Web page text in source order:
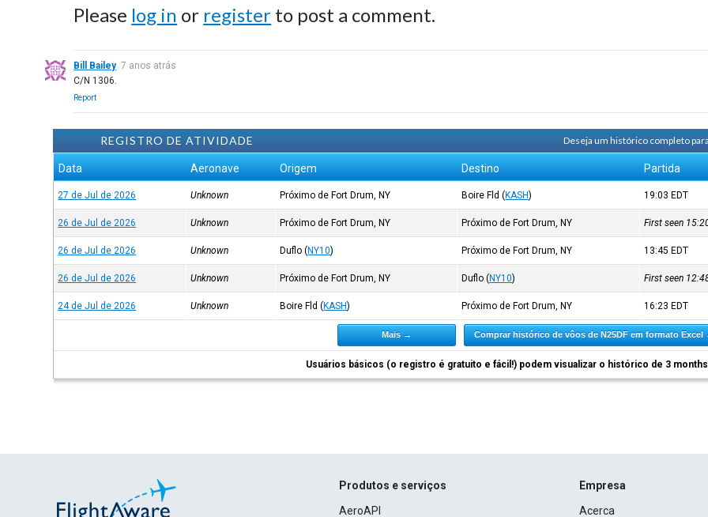
Please log in or register to post a comment.
Bill Bailey 7 anos atrás
C/N 1306.
Report
REGISTRO DE ATIVIDADE Deseja um histórico completo
Data Aeronave Origem Destino Partida
27 de Jul de 2026 Unknown Próximo de Fort Drum, NY Boire Fld (KASH) 19:03 EDT
26 de Jul de 2026 Unknown Próximo de Fort Drum, NY Próximo de Fort Drum, NY First seen
26 de Jul de 2026 Unknown Duflo (NY10) Próximo de Fort Drum, NY 13:45 EDT
26 de Jul de 2026 Unknown Próximo de Fort Drum, NY Duflo (NY10) First seen
24 de Jul de 2026 Unknown Boire Fld (KASH) Próximo de Fort Drum, NY 16:23 EDT
Mais → Comprar histórico de vôos de N25DF em formato Excel
Usuários básicos (o registro é gratuito e fácil!) podem visualizar o histórico de 3
Produtos e serviços
AeroAPI
Empresa
Acerca